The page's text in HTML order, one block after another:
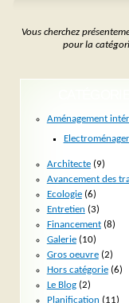
Vous cherchez
pour la
Aménagement
Electroménager
Architecte(9)
Avancement des
Ecologie(6)
Entretien (3)
Financement(8)
Galerie(10)
Gros oeuvre(2)
Hors catégorie(6)
Le Blog(2)
Planification (11)